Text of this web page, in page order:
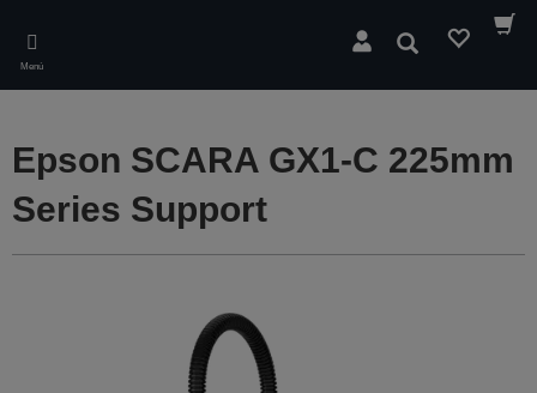
main
content
Menú
Buscar
Epson SCARA GX1-C 225mm
Series Support